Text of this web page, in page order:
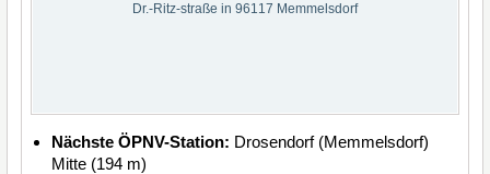
Dr.-Ritz-straße in 96117 Memmelsdorf
Nächste ÖPNV-Station: Drosendorf (Memmelsdorf)
Mitte (194 m)